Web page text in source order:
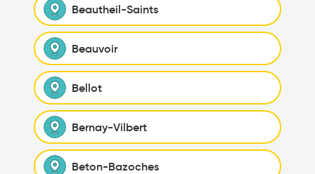
Beautheil-Saints
Beauvoir
Bellot
Bernay-Vilbert
Beton-Bazoches